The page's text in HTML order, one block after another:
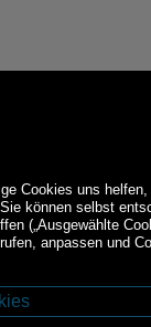
Cookies uns
können selbst
(„Ausgewählte
anpassen und